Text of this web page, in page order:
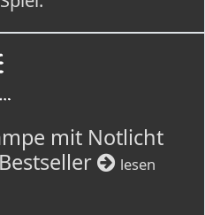
mit Notlicht
lesen